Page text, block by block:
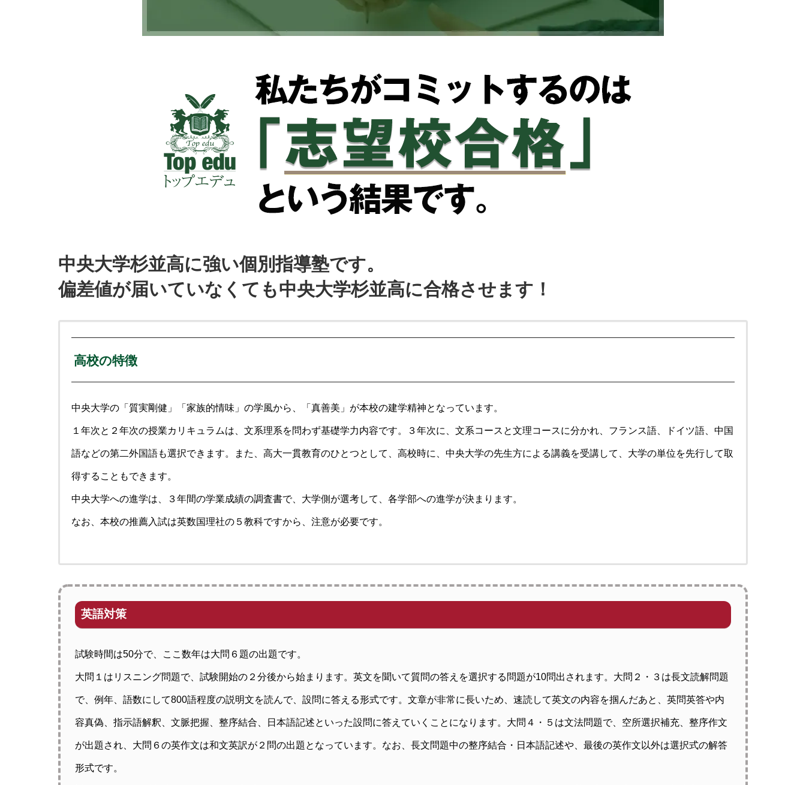
中央大学杉並高に強い個別指導塾です。
偏差値が届いていなくても中央大学杉並高に合格させます！
高校の特徴
中央大学の「質実剛健」「家族的情味」の学風から、「真善美」が本校の建学精神となっています。
１年次と２年次の授業カリキュラムは、文系理系を問わず基礎学力内容です。３年次に、文系コースと文理コースに分かれ、フランス語、ドイツ語、中国
語などの第二外国語も選択できます。また、高大一貫教育のひとつとして、高校時に、中央大学の先生方による講義を受講して、大学の単位を先行して取
得することもできます。
中央大学への進学は、３年間の学業成績の調査書で、大学側が選考して、各学部への進学が決まります。
なお、本校の推薦入試は英数国理社の５教科ですから、注意が必要です。
英語対策
試験時間は50分で、ここ数年は大問６題の出題です。
大問１はリスニング問題で、試験開始の２分後から始まります。英文を聞いて質問の答えを選択する問題が10問出されます。大問２・３は長文読解問題
で、例年、語数にして800語程度の説明文を読んで、設問に答える形式です。文章が非常に長いため、速読して英文の内容を掴んだあと、英問英答や内
容真偽、指示語解釈、文脈把握、整序結合、日本語記述といった設問に答えていくことになります。大問４・５は文法問題で、空所選択補充、整序作文
が出題され、大問６の英作文は和文英訳が２問の出題となっています。なお、長文問題中の整序結合・日本語記述や、最後の英作文以外は選択式の解答
形式です。